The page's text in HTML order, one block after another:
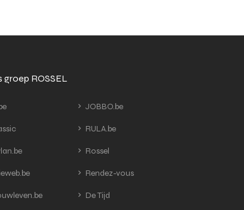
groep ROSSEL
JOBBO.be
RULA.be
Rossel
Rendez-vous
De Tijd